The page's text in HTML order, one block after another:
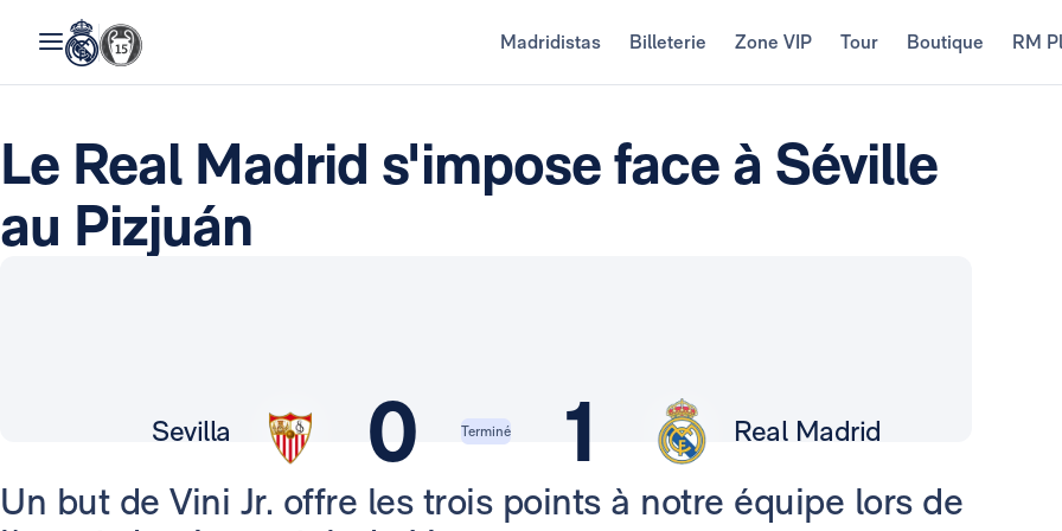
Madridistas Billeterie Zone VIP Tour Boutique RM
Le Real Madrid s'impose face à Séville
au Pizjuán
0 1
Sevilla Terminé Real Madrid
Un but de Vini Jr. offre les trois points à notre équipe lors de